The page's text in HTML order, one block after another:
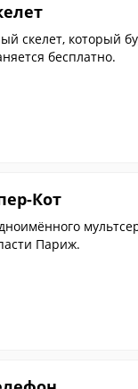
скелет, который
бесплатно.
Кот
Париж.